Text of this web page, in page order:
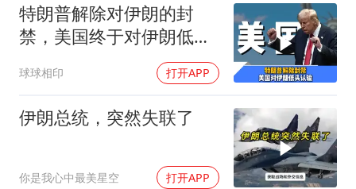
特朗普解除对伊朗的封
禁，美国终于对伊朗低头
球球相印 打开APP
伊朗总统，突然失联了
你是我心中最美星空 打开APP